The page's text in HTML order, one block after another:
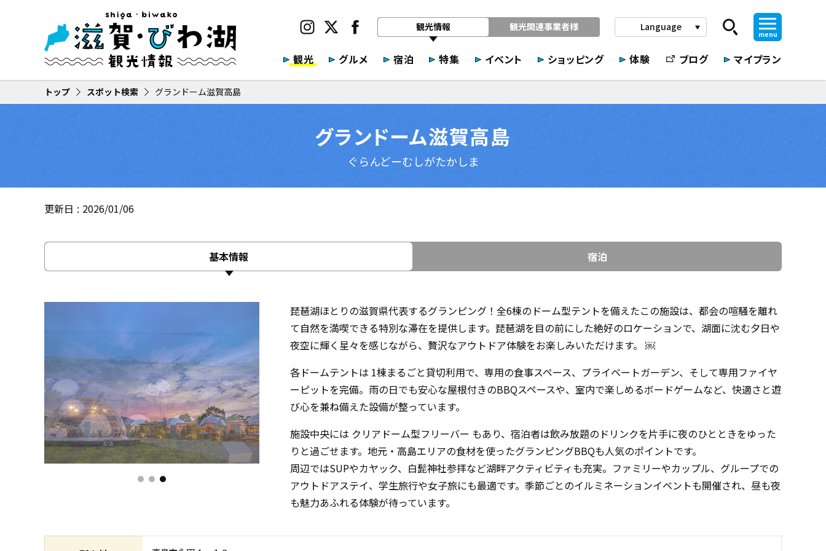
観光情報 観光関連事業者様 Language play_arrow
menu
観光 グルメ 宿泊 特集 イベント ショッピング 体験 ブログ マイプラン
トップ スポット検索 グランドーム滋賀高島
グランドーム滋賀高島
ぐらんどーむしがたかしま
更新日 2026/01/06
基本情報 宿泊
琵琶湖ほとりの滋賀県代表するグランピング！全6棟のドーム型テントを備えたこの施設は、都会の喧騒を離れ
て自然を満喫できる特別な滞在を提供します。琵琶湖を目の前にした絶好のロケーションで、湖面に沈む夕日や
夜空に輝く星々を感じながら、贅沢なアウトドア体験をお楽しみいただけます。 ￼
各ドームテントは 1棟まるごと貸切利用で、専用の食事スペース、プライベートガーデン、そして専用ファイヤ
ーピットを完備。雨の日でも安心な屋根付きのBBQスペースや、室内で楽しめるボードゲームなど、快適さと遊
び心を兼ね備えた設備が整っています。
施設中央には クリアドーム型フリーバー もあり、宿泊者は飲み放題のドリンクを片手に夜のひとときをゆった
りと過ごせます。地元・高島エリアの食材を使ったグランピングBBQも人気のポイントです。
周辺ではSUPやカヤック、白髭神社参拝など湖畔アクティビティも充実。ファミリーやカップル、グループでの
アウトドアステイ、学生旅行や女子旅にも最適です。季節ごとのイルミネーションイベントも開催され、昼も夜
も魅力あふれる体験が待っています。